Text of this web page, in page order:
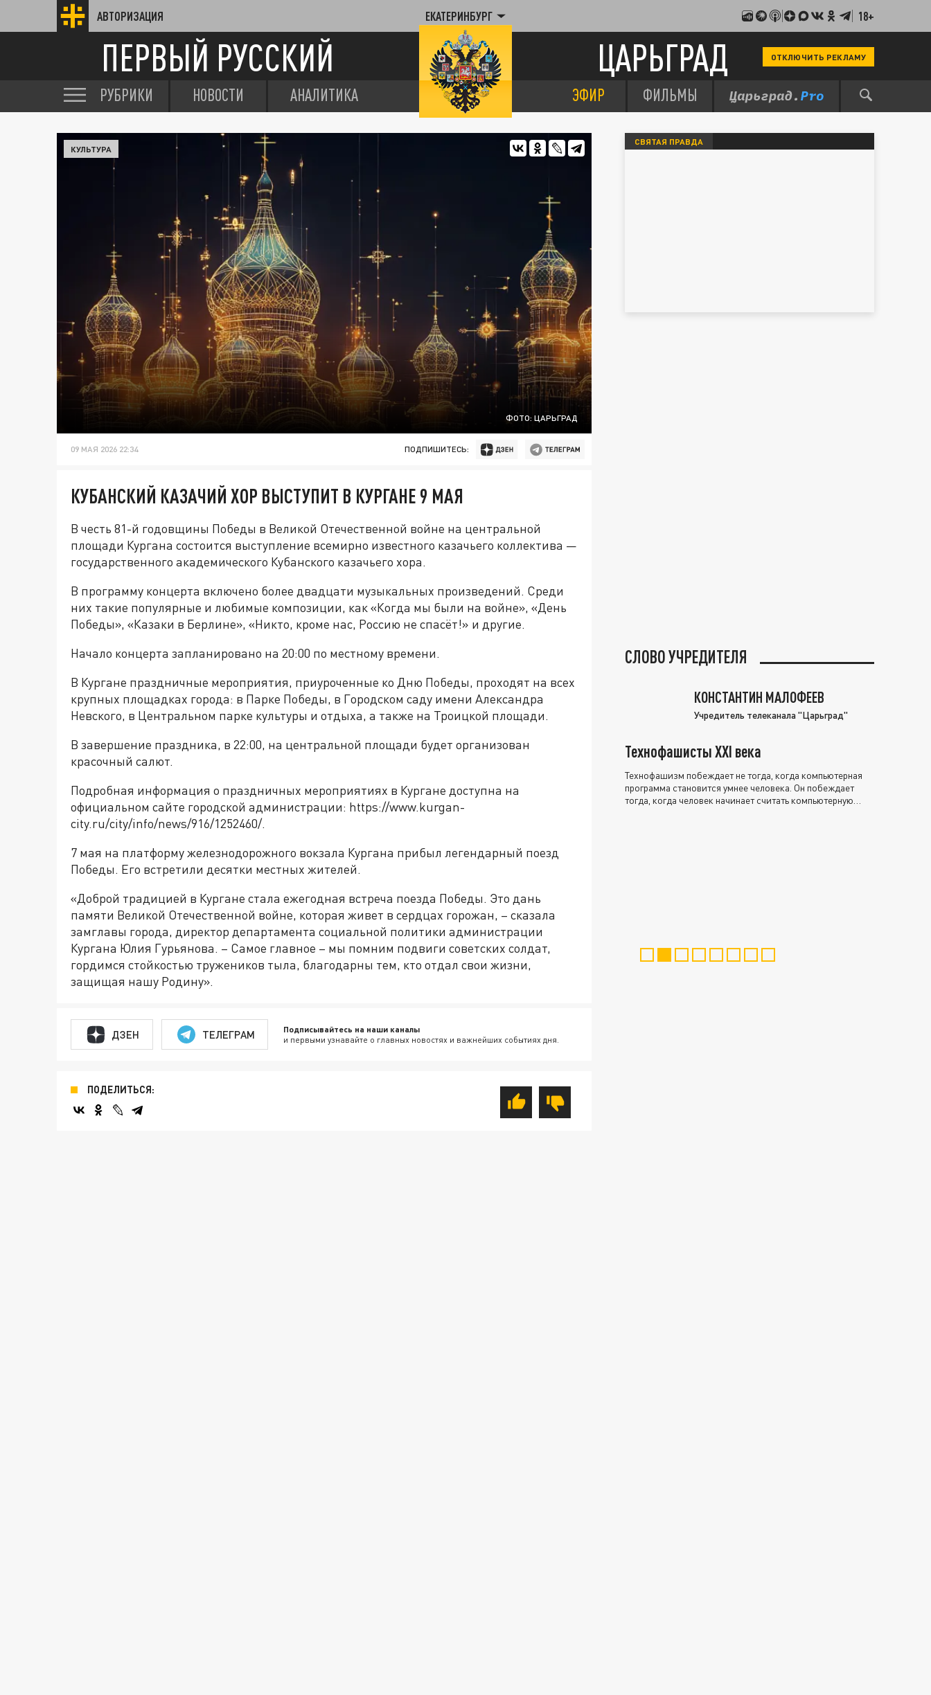
АВТОРИЗАЦИЯ ЕКАТЕРИНБУРГ 18+
ПЕРВЫЙ РУССКИЙ ЦАРЬГРАД ОТКЛЮЧИТЬ РЕКЛАМУ
РУБРИКИ НОВОСТИ АНАЛИТИКА ЭФИР ФИЛЬМЫ
ФОТО: ЦАРЬГРАД
КУЛЬТУРА
09 МАЯ 2026 22:34 ПОДПИШИТЕСЬ:
КУБАНСКИЙ КАЗАЧИЙ ХОР ВЫСТУПИТ В КУРГАНЕ 9 МАЯ
В честь 81-й годовщины Победы в Великой Отечественной войне на центральной
площади Кургана состоится выступление всемирно известного казачьего коллектива —
государственного академического Кубанского казачьего хора.
В программу концерта включено более двадцати музыкальных произведений. Среди
них такие популярные и любимые композиции, как «Когда мы были на войне», «День
Победы», «Казаки в Берлине», «Никто, кроме нас, Россию не спасёт!» и другие.
Начало концерта запланировано на 20:00 по местному времени.
В Кургане праздничные мероприятия, приуроченные ко Дню Победы, проходят на всех
крупных площадках города: в Парке Победы, в Городском саду имени Александра
Невского, в Центральном парке культуры и отдыха, а также на Троицкой площади.
В завершение праздника, в 22:00, на центральной площади будет организован
красочный салют.
Подробная информация о праздничных мероприятиях в Кургане доступна на
официальном сайте городской администрации: https://www.kurgan-
city.ru/city/info/news/916/1252460/.
7 мая на платформу железнодорожного вокзала Кургана прибыл легендарный поезд
Победы. Его встретили десятки местных жителей.
«Доброй традицией в Кургане стала ежегодная встреча поезда Победы. Это дань
памяти Великой Отечественной войне, которая живет в сердцах горожан, – сказала
замглавы города, директор департамента социальной политики администрации
Кургана Юлия Гурьянова. – Самое главное – мы помним подвиги советских солдат,
гордимся стойкостью тружеников тыла, благодарны тем, кто отдал свои жизни,
защищая нашу Родину».
ДЗЕН ТЕЛЕГРАМ Подписывайтесь на наши каналы
и первыми узнавайте о главных новостях и важнейших событиях дня.
ПОДЕЛИТЬСЯ:
СВЯТАЯ ПРАВДА
СЛОВО УЧРЕДИТЕЛЯ
КОНСТАНТИН МАЛОФЕЕВ
Учредитель телеканала "Царьград"
Технофашисты XXI века
Технофашизм побеждает не тогда, когда компьютерная
программа становится умнее человека. Он побеждает
тогда, когда человек начинает считать компьютерную